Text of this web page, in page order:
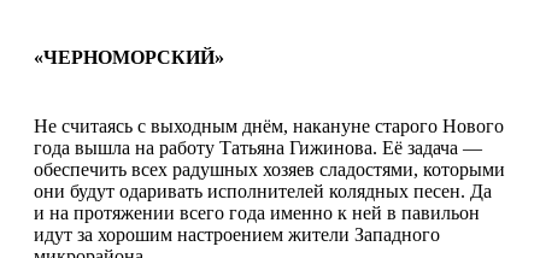
«ЧЕРНОМОРСКИЙ»
Не считаясь с выходным днём, накануне старого Нового
года вышла на работу Татьяна Гижинова. Её задача —
обеспечить всех радушных хозяев сладостями, которыми
они будут одаривать исполнителей колядных песен. Да
и на протяжении всего года именно к ней в павильон
идут за хорошим настроением жители Западного